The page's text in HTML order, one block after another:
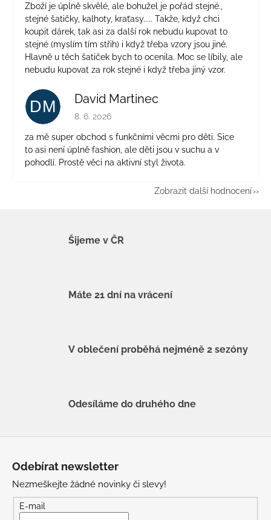
Zboží je úplně skvělé, ale bohužel je pořád stejné.,
stejné šatičky, kalhoty, kraťasy..... Takže, když chci
koupit dárek, tak asi za další rok nebudu kupovat to
stejné (myslím tím střih) i když třeba vzory jsou jiné.
Hlavně u těch šatiček bych to ocenila. Moc se líbily, ale
nebudu kupovat za rok stejné i když třeba jiný vzor.
DM David Martinec
Hodnocení obchodu je 5 z 5 hvězdiček.
8. 6. 2026
za mě super obchod s funkčními věcmi pro děti. Sice
to asi není úplně fashion, ale děti jsou v suchu a v
pohodlí. Prostě věci na aktivní styl života.
Zobrazit další hodnocení
Šijeme v ČR
Máte 21 dní na vrácení
V oblečení proběhá nejméně 2 sezóny
Odesíláme do druhého dne
Odebírat newsletter
Nezmeškejte žádné novinky či slevy!
E-mail